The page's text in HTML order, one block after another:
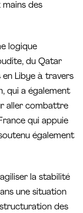
des
logique
du Qatar
en Libye à travers
qui a également
aller combattre
qui appuie
également
la stabilité
une situation
des